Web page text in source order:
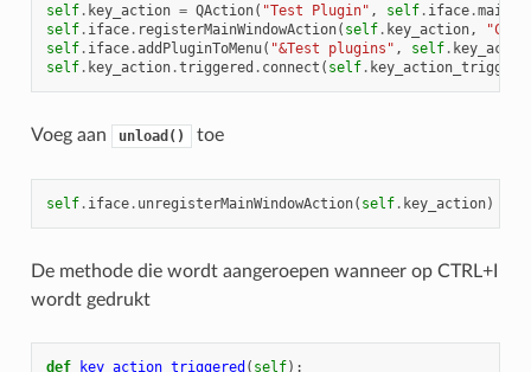
self. key_action = QAction( "Test Plugin" , self. iface.
self. iface. registerMainWindowAction( self. key_action,
self. iface.addPluginToMenu( "&Test plugins" , self.
self. key_action.triggered . connect ( self.
Voeg aan unload() toe
self. iface. unregisterMainWindowAction( self. key_action)
De methode die wordt aangeroepen wanneer op CTRL+I
wordt gedrukt
def key_action_triggered ( self):